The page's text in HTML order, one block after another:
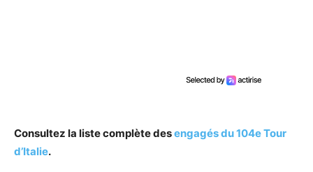
Consultez la liste complète desengagés du 104e Tour
d’Italie.